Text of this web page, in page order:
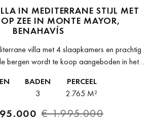
IN MEDITERRANE STIJL MET
ZEE IN MONTE MAYOR,
BENAHAVÍS
villa met 4 slaapkamers en prachtig
bergen wordt te koop aangeboden in het
omheinde...
BADEN
3
PERCEEL
2.765 M²
€ 1.995.000